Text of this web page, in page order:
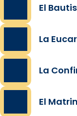
El
La
La
El